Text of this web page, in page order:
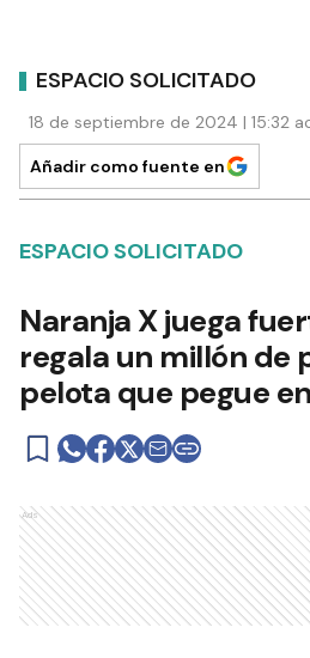
ESPACIO SOLICITADO
18 de septiembre de 2024 | 15:32
Añadir como fuente en
ESPACIO SOLICITADO
Naranja X juega
regala un millón de
pelota que pegue
Ads